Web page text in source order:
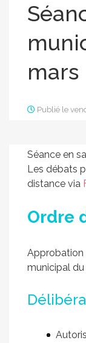
mars
Publié le
Séance en
Les débats
distance via
Ordre
municipal